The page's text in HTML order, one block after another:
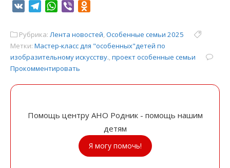
VK TelegramWhatsApp
Viber
Рубрика: Лента новостей,Особенные семьи 2025
Метки: Мастер-класс для "особенных"детей по
изобразительному искусству.,проект особенные семьи
Прокомментировать
Помощь центру АНО Родник - помощь нашим
детям
Я могу помочь!